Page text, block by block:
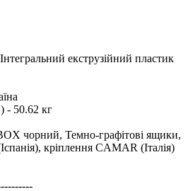
екструзійний пластик
- 50.62 кг
чорний, Темно-графітові ящики,
кріплення CAMAR (Італія)